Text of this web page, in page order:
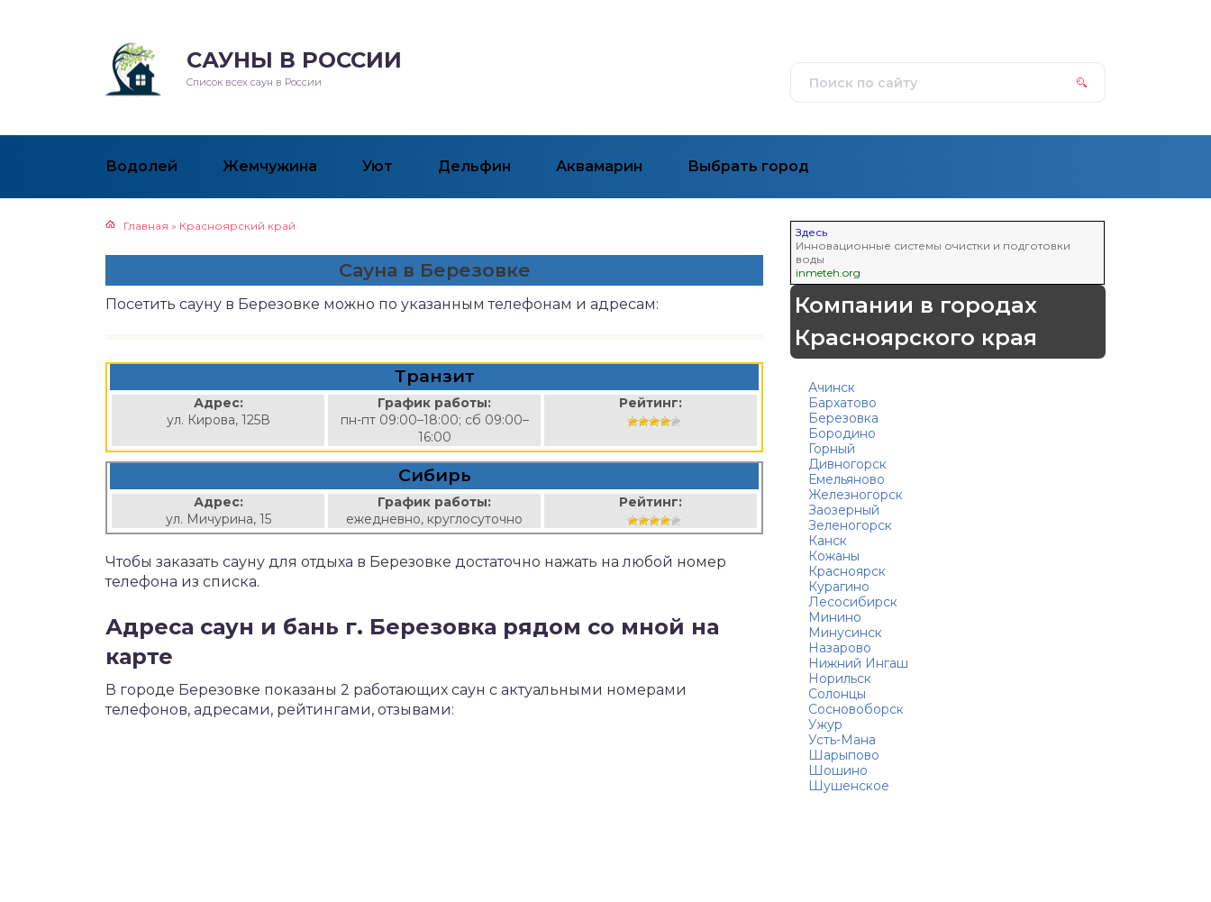
САУНЫ В РОССИИ
Список всех саун в России
Водолей Жемчужина Уют Дельфин Аквамарин Выбрать город
Главная » Красноярский край
Сауна в Березовке
Посетить сауну в Березовке можно по указанным телефонам и адресам:
Транзит
Адрес:
ул. Кирова, 125В
График работы:
пн-пт 09:00–18:00; сб 09:00–
16:00
Рейтинг:
Сибирь
Адрес:
ул. Мичурина, 15
График работы:
ежедневно, круглосуточно
Рейтинг:
Чтобы заказать сауну для отдыха в Березовке достаточно нажать на любой номер
телефона из списка.
Адреса саун и бань г. Березовка рядом со мной на
карте
В городе Березовке показаны 2 работающих саун с актуальными номерами
телефонов, адресами, рейтингами, отзывами:
Здесь
Инновационные системы очистки и подготовки
воды
inmeteh.org
Компании в городах
Красноярского края
Ачинск
Бархатово
Березовка
Бородино
Горный
Дивногорск
Емельяново
Железногорск
Заозерный
Зеленогорск
Канск
Кожаны
Красноярск
Курагино
Лесосибирск
Минино
Минусинск
Назарово
Нижний Ингаш
Норильск
Солонцы
Сосновоборск
Ужур
Усть-Мана
Шарыпово
Шошино
Шушенское